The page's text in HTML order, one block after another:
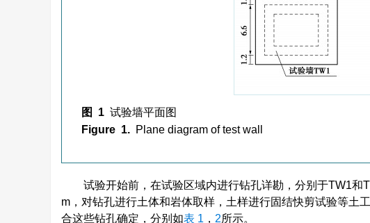
图 1 试验墙平面图
Figure 1. Plane diagram of test wall
试验开始前，在试验区域内进行钻孔详勘，分别于TW1
m，对钻孔进行土体和岩体取样，土样进行固结快剪试验等土
合这些钻孔确定，分别如表 1 ， 2所示。